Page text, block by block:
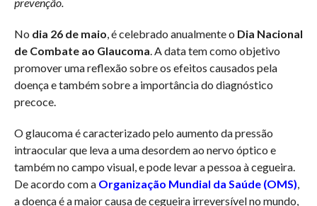
No dia 26 de maio, é celebrado anualmente o Dia Nacional
de Combate ao Glaucoma. A data tem como objetivo
promover uma reflexão sobre os efeitos causados pela
doença e também sobre a importância do diagnóstico
precoce.
O glaucoma é caracterizado pelo aumento da pressão
intraocular que leva a uma desordem ao nervo óptico e
também no campo visual, e pode levar a pessoa à cegueira.
De acordo com a Organização Mundial da Saúde (OMS),
a doença é a maior causa de cegueira irreversível no mundo,